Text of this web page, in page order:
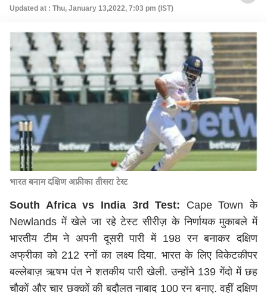
Updated at : Thu, January 13,2022, 7:03 pm (IST)
भारत बनाम दक्षिण अफ्रीका तीसरा टेस्ट
South Africa vs India 3rd Test: Cape Town के
Newlands में खेले जा रहे टेस्ट सीरीज़ के निर्णायक मुकाबले में
भारतीय टीम ने अपनी दूसरी पारी में 198 रन बनाकर दक्षिण
अफ्रीका को 212 रनों का लक्ष्य दिया. भारत के लिए विकेटकीपर
बल्लेबाज़ ऋषभ पंत ने शतकीय पारी खेली. उन्होंने 139 गेंदो में छह
चौकों और चार छक्कों की बदौलत नाबाद 100 रन बनाए. वहीं दक्षिण